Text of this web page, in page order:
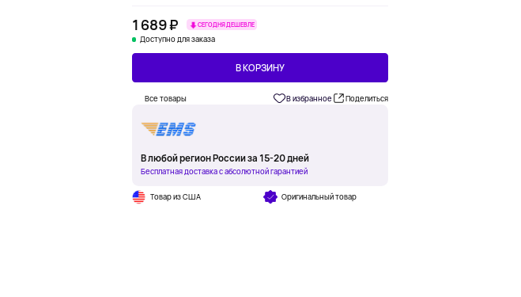
1 689 ₽
СЕГОДНЯ ДЕШЕВЛЕ
Доступно для заказа
В КОРЗИНУ
Все товары В избранное Поделиться
В любой регион России за 15-20 дней
Бесплатная доставка с абсолютной гарантией
Товар из США Оригинальный товар